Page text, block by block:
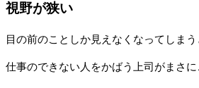
視野が狭い
目の前のことしか見えなくなってしま
仕事のできない人をかばう上司がまさ